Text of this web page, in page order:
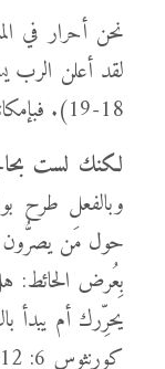
نحن أحرار في
18-19). فبإمكاننا في النهاية تناول البودنج الأسود.
لكنك لست
وبالفعل طرح
حول مَن يصرُّون
بِعُرض الحائط:
كورنثوس 6: 12).